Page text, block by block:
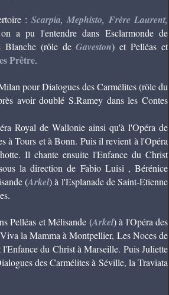
: Scarpia, Mephisto, Frère Laurent,
a pu l'entendre dans Esclarmonde de
Blanche (rôle deGaveston) et Pelléas et
Prêtre.
pour Dialogues des Carmélites (rôle du
avoir doublé S.Ramey dans les Contes
Royal de Wallonie ainsi qu'à l'Opéra de
à Tours et à Bonn. Puis il revient à l'Opéra
Il chante ensuite l'Enfance du Christ
la direction de Fabio Luisi , Bérénice
(Arkel) à l'Esplanade de Saint-Etienne
Pelléas et Mélisande (Arkel) à l'Opéra des
la Mamma à Montpellier, Les Noces de
du Christ à Marseille. Puis Juliette
des Carmélites à Séville, la Traviata